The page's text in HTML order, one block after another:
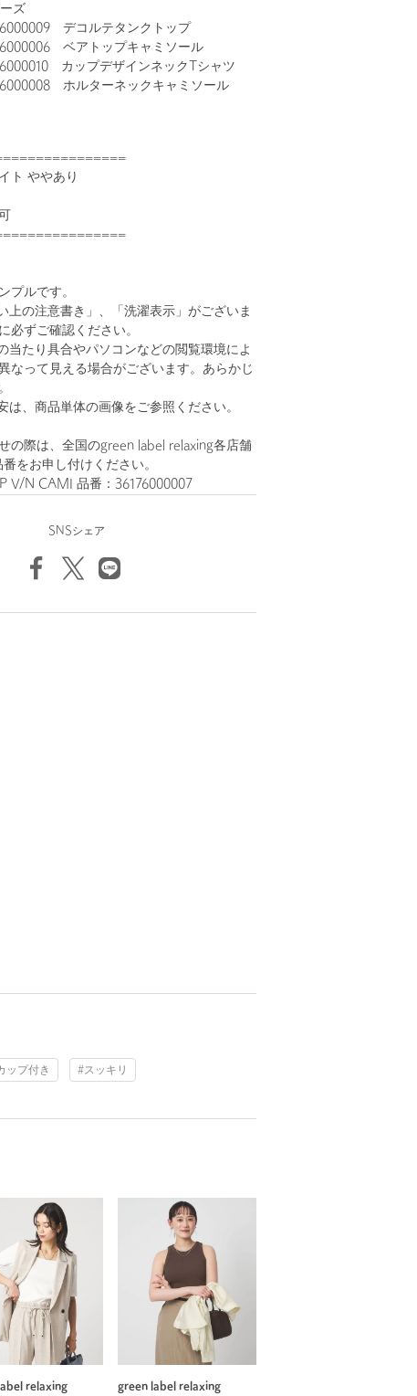
ズ
デコルテタンクトップ
ベアトップキャミソール
カップデザインネックTシャツ
ホルターネックキャミソール
ト ややあり
プルです。
上の注意書き」、「洗濯表示」がございま
必ずご確認ください。
当たり具合やパソコンなどの閲覧環境によ
なって見える場合がございます。あらかじ
、商品単体の画像をご参照ください。
の際は、全国のgreen label relaxing各店舗
をお申し付けください。
V/N CAMI 品番：36176000007
SNSシェア
ップ付き #スッキリ
relaxing green label relaxing